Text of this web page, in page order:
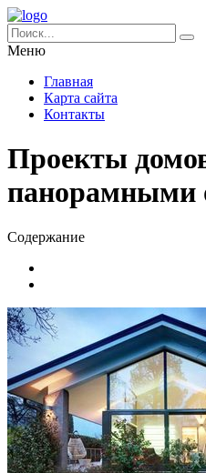
Меню
Главная
Карта сайта
Контакты
Проекты
панорамными
Содержание